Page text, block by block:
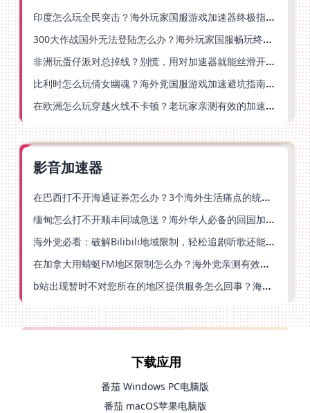
印度怎么玩全民突击？海外玩家国服游戏加速器终极指南（附原神延迟优化+精灵之境加速器选择）
300大作战国外无法登陆怎么办？海外玩家国服畅玩终极指南（附实测推荐）
非洲玩蛋仔派对总掉线？别慌，用对加速器就能丝滑开跑！
比利时怎么玩倩女幽魂？海外党国服游戏加速避坑指南（附实测推荐）
在欧洲怎么玩穿越火线不卡顿？老玩家亲测有效的加速器选择指南
影音加速器
在巴西打不开海通证券怎么办？3个海外生活痛点的统一解决方案
缅甸怎么打不开顺丰同城急送？海外华人必备的回国加速指南（附B站会员游戏解决方案）
海外党必看：破解Bilibili地域限制，轻松追剧听歌还能流畅理财的实用指南
在加拿大用蜻蜓FM地区限制怎么办？海外党亲测有效的回国加速方案
b站出现暂时不对您所在的地区提供服务怎么回事？海外党亲测有效的回国加速方案
下载应用
番茄 Windows PC电脑版
番茄 macOS苹果电脑版